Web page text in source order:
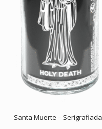
Santa Muerte – Serigrafiada